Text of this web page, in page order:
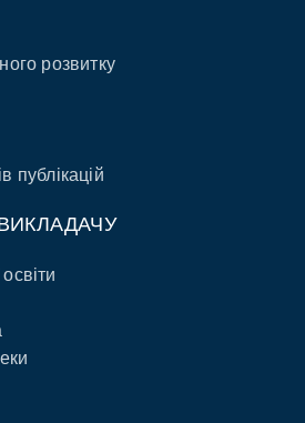
розвитку
публікацій